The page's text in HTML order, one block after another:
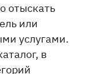
отыскать
или
услугами.
в